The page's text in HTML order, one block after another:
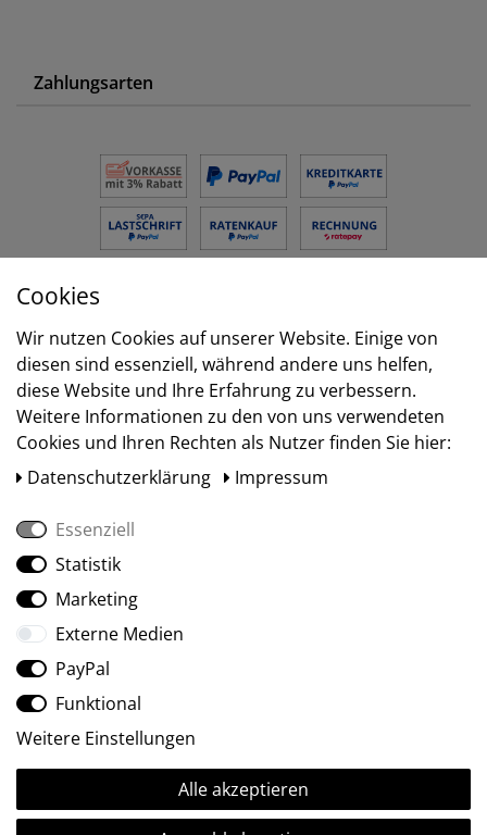
Zahlungsarten
Versand
Social Media
Ⓒ2009-2026 ARTland GmbH • Alle Rechte vorbehalten.
Cookies
Wir nutzen Cookies auf unserer Website. Einige von
diesen sind essenziell, während andere uns helfen,
diese Website und Ihre Erfahrung zu verbessern.
Weitere Informationen zu den von uns verwendeten
Cookies und Ihren Rechten als Nutzer finden Sie hier:
Daten­schutz­erklärung
Impressum
Essenziell
Statistik
Marketing
Externe Medien
PayPal
Funktional
Weitere Einstellungen
Alle akzeptieren